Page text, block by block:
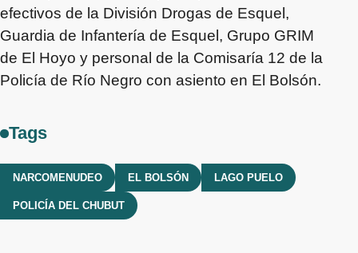
efectivos de la División Drogas de Esquel,
Guardia de Infantería de Esquel, Grupo GRIM
de El Hoyo y personal de la Comisaría 12 de la
Policía de Río Negro con asiento en El Bolsón.
Tags
NARCOMENUDEO EL BOLSÓN LAGO PUELO
POLICÍA DEL CHUBUT